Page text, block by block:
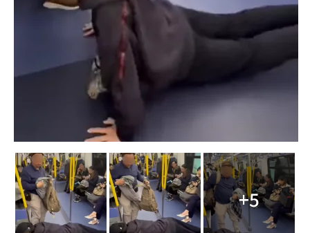
+5